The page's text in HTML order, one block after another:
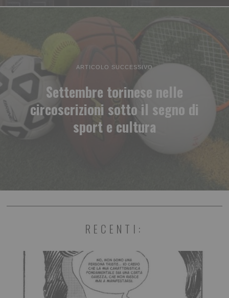
ARTICOLO SUCCESSIVO
Settembre torinese nelle
circoscrizioni sotto il segno di
sport e cultura
RECENTI: